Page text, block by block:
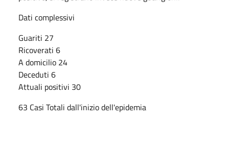
Dati complessivi
Guariti 27
Ricoverati 6
A domicilio 24
Deceduti 6
Attuali positivi 30
63 Casi Totali dall'inizio dell'epidemia